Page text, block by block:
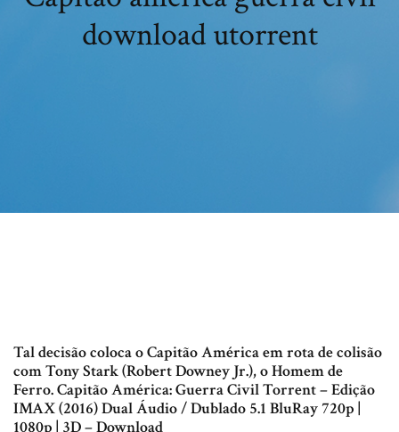
download utorrent
Tal decisão coloca o Capitão América em rota de colisão
com Tony Stark (Robert Downey Jr.), o Homem de
Ferro. Capitão América: Guerra Civil Torrent – Edição
IMAX (2016) Dual Áudio / Dublado 5.1 BluRay 720p |
1080p | 3D – Download